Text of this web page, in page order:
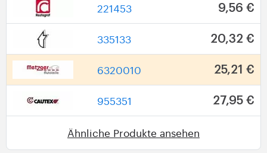
221453 9,56 €
335133 20,32 €
6320010 25,21 €
955351 27,95 €
Ähnliche Produkte ansehen